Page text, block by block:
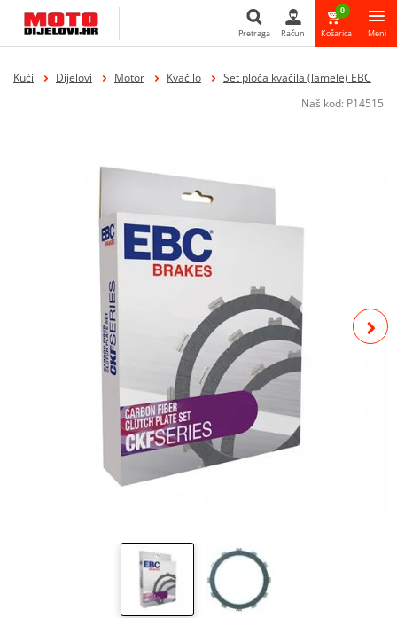
Pretraga
Pretraga Račun
0
Košarica Meni
Kući Dijelovi Motor Kvačilo
Set ploča kvačila (lamele) EBC
Naš kod: P14515